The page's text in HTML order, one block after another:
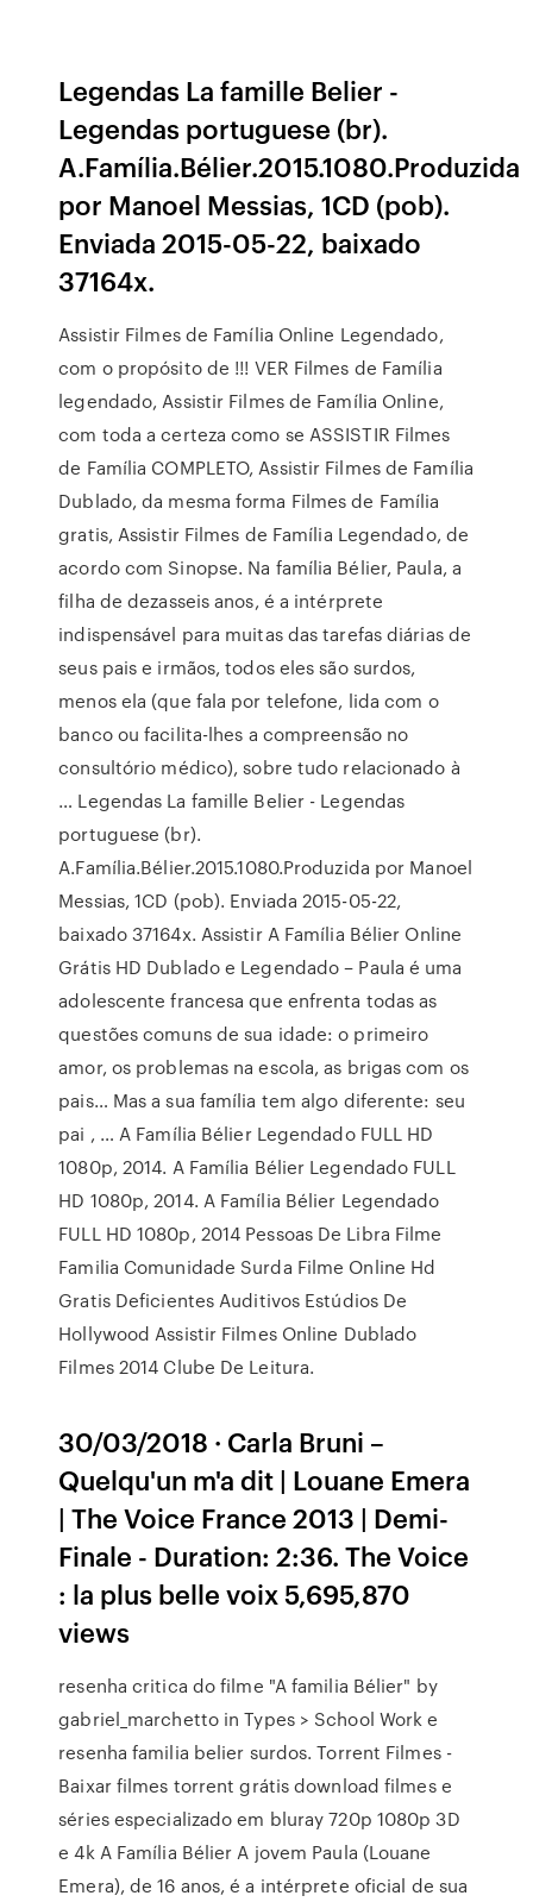
Legendas La famille Belier -
Legendas portuguese (br).
A.Família.Bélier.2015.1080.Produzida
por Manoel Messias, 1CD (pob).
Enviada 2015-05-22, baixado
37164x.
Assistir Filmes de Família Online Legendado,
com o propósito de !!! VER Filmes de Família
legendado, Assistir Filmes de Família Online,
com toda a certeza como se ASSISTIR Filmes
de Família COMPLETO, Assistir Filmes de Família
Dublado, da mesma forma Filmes de Família
gratis, Assistir Filmes de Família Legendado, de
acordo com Sinopse. Na família Bélier, Paula, a
filha de dezasseis anos, é a intérprete
indispensável para muitas das tarefas diárias de
seus pais e irmãos, todos eles são surdos,
menos ela (que fala por telefone, lida com o
banco ou facilita-lhes a compreensão no
consultório médico), sobre tudo relacionado à
… Legendas La famille Belier - Legendas
portuguese (br).
A.Família.Bélier.2015.1080.Produzida por Manoel
Messias, 1CD (pob). Enviada 2015-05-22,
baixado 37164x. Assistir A Família Bélier Online
Grátis HD Dublado e Legendado – Paula é uma
adolescente francesa que enfrenta todas as
questões comuns de sua idade: o primeiro
amor, os problemas na escola, as brigas com os
pais… Mas a sua família tem algo diferente: seu
pai , … A Família Bélier Legendado FULL HD
1080p, 2014. A Família Bélier Legendado FULL
HD 1080p, 2014. A Família Bélier Legendado
FULL HD 1080p, 2014 Pessoas De Libra Filme
Familia Comunidade Surda Filme Online Hd
Gratis Deficientes Auditivos Estúdios De
Hollywood Assistir Filmes Online Dublado
Filmes 2014 Clube De Leitura.
30/03/2018 · Carla Bruni –
Quelqu'un m'a dit | Louane Emera
| The Voice France 2013 | Demi-
Finale - Duration: 2:36. The Voice
: la plus belle voix 5,695,870
views
resenha critica do filme "A familia Bélier" by
gabriel_marchetto in Types > School Work e
resenha familia belier surdos. Torrent Filmes -
Baixar filmes torrent grátis download filmes e
séries especializado em bluray 720p 1080p 3D
e 4k A Família Bélier A jovem Paula (Louane
Emera), de 16 anos, é a intérprete oficial de sua